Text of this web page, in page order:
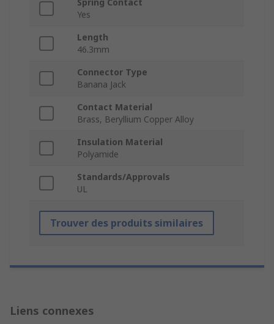
Spring Contact
Yes
Length
46.3mm
Connector Type
Banana Jack
Contact Material
Brass, Beryllium Copper Alloy
Insulation Material
Polyamide
Standards/Approvals
UL
Trouver des produits similaires
Liens connexes